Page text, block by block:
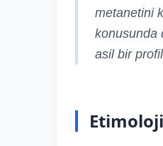
metanetini
konusunda
asil bir